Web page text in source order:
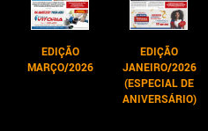
EDIÇÃO
MARÇO/2026
EDIÇÃO
JANEIRO/2026
(ESPECIAL DE
ANIVERSÁRIO)